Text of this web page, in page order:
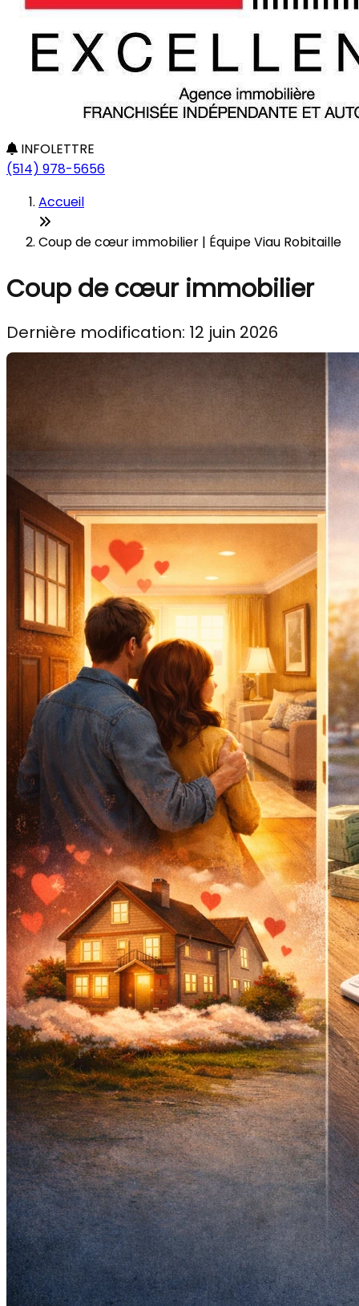
INFOLETTRE
(514) 978-5656
Accueil
Coup de cœur immobilier | Équipe Viau Robitaille
Coup de cœur immobilier
Dernière modification: 12 juin 2026